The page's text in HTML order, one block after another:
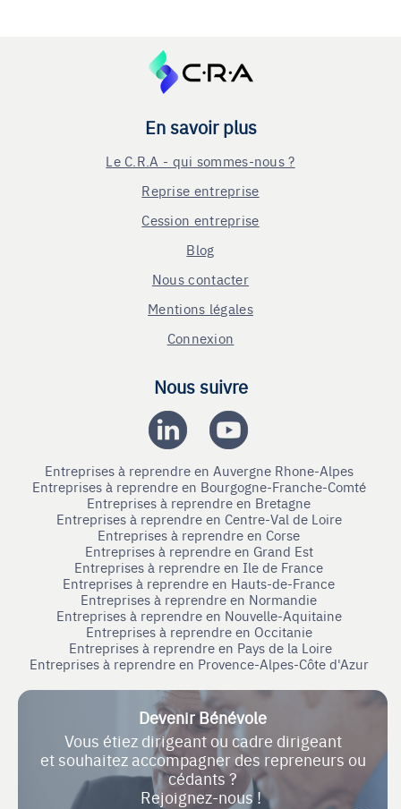
En savoir plus
Le C.R.A - qui sommes-nous ?
Reprise entreprise
Cession entreprise
Blog
Nous contacter
Mentions légales
Connexion
Nous suivre
Entreprises à reprendre en Auvergne Rhone-Alpes
Entreprises à reprendre en Bourgogne-Franche-Comté
Entreprises à reprendre en Bretagne
Entreprises à reprendre en Centre-Val de Loire
Entreprises à reprendre en Corse
Entreprises à reprendre en Grand Est
Entreprises à reprendre en Ile de France
Entreprises à reprendre en Hauts-de-France
Entreprises à reprendre en Normandie
Entreprises à reprendre en Nouvelle-Aquitaine
Entreprises à reprendre en Occitanie
Entreprises à reprendre en Pays de la Loire
Entreprises à reprendre en Provence-Alpes-Côte d'Azur
Devenir Bénévole
Vous étiez dirigeant ou cadre dirigeant
et souhaitez accompagner des repreneurs ou
cédants ?
Rejoignez-nous !